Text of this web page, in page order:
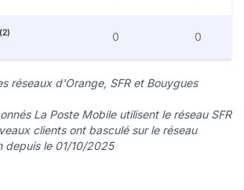
(2) 0 0
réseaux d'Orange, SFR et Bouygues
La Poste Mobile utilisent le réseau SFR
clients ont basculé sur le réseau
depuis le 01/10/2025